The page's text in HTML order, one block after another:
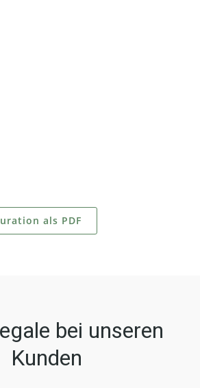
als PDF
bei unseren
Kunden